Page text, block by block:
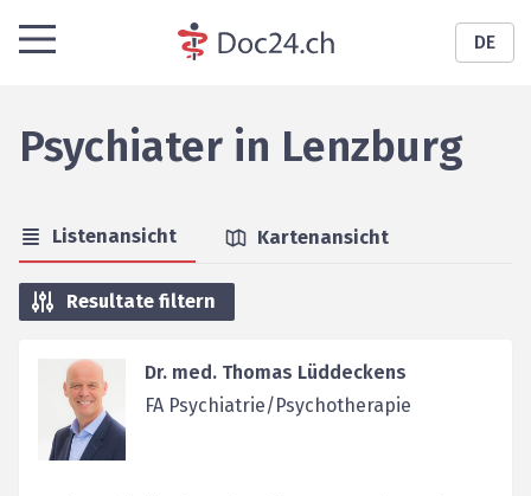
DE
Psychiater in Lenzburg
Listenansicht Kartenansicht
Resultate filtern
Dr. med. Thomas Lüddeckens
FA Psychiatrie/Psychotherapie